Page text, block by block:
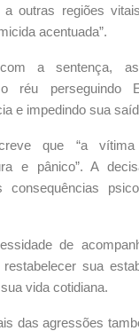
outras regiões
acentuada”.
a sentença,
réu perseguindo
e impedindo sua
que “a
e pânico”. A
de
sua
vida cotidiana.
das agressões